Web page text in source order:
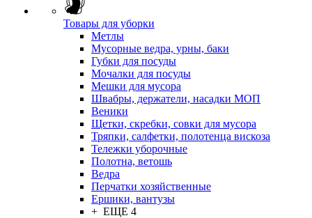
Товары для уборки
Метлы
Мусорные ведра, урны, баки
Губки для посуды
Мочалки для посуды
Мешки для мусора
Швабры, держатели, насадки МОП
Веники
Щетки, скребки, совки для мусора
Тряпки, салфетки, полотенца вискоза
Тележки уборочные
Полотна, ветошь
Ведра
Перчатки хозяйственные
Ершики, вантузы
+ ЕЩЕ 4